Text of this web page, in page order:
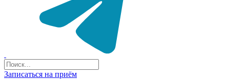
Записаться на приём